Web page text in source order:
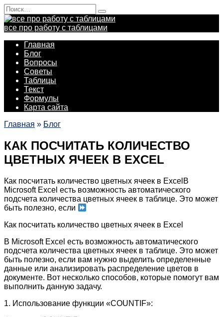
Перейти
к
содержанию
Search
for:
все про работу с таблицами
Главная
Блог
Вопросы
Советы
Таблицы
Текст
Формулы
Карта сайта
Главная » Блог
КАК ПОСЧИТАТЬ КОЛИЧЕСТВО
ЦВЕТНЫХ ЯЧЕЕК В EXCEL
Как посчитать количество цветных ячеек в ExcelВ
Microsoft Excel есть возможность автоматического
подсчета количества цветных ячеек в таблице. Это может
быть полезно, если
Как посчитать количество цветных ячеек в Excel
В Microsoft Excel есть возможность автоматического
подсчета количества цветных ячеек в таблице. Это может
быть полезно, если вам нужно выделить определенные
данные или анализировать распределение цветов в
документе. Вот несколько способов, которые помогут вам
выполнить данную задачу.
1. Использование функции «COUNTIF»: